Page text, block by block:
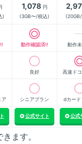
)
1,078 円
(3GB〜/税込)
動作確認済!! 動作
良好 高速ド
ア シニアプラン dカード
公式サイト 公式
ます。